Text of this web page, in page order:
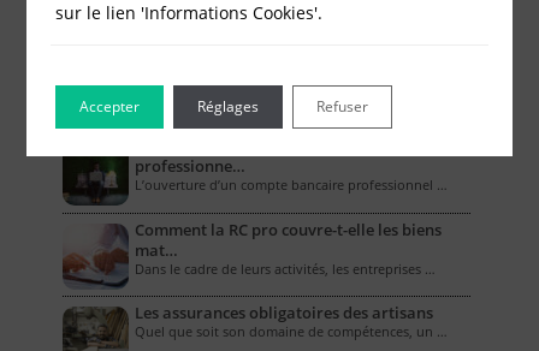
professionne…
L’ouverture d’un compte bancaire professionnel …
Comment la RC pro couvre-t-elle les biens
mat…
Dans le cadre de leurs activités, les entreprises …
Les assurances obligatoires des artisans
Quel que soit son domaine de compétences, un …
sur le lien 'Informations Cookies'.
Accepter Refuser
Réglages